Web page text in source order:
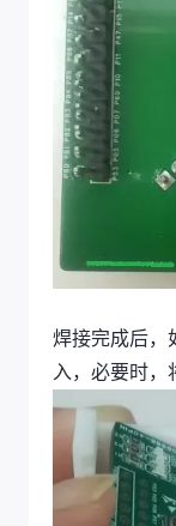
焊接完成后，
入，必要时，